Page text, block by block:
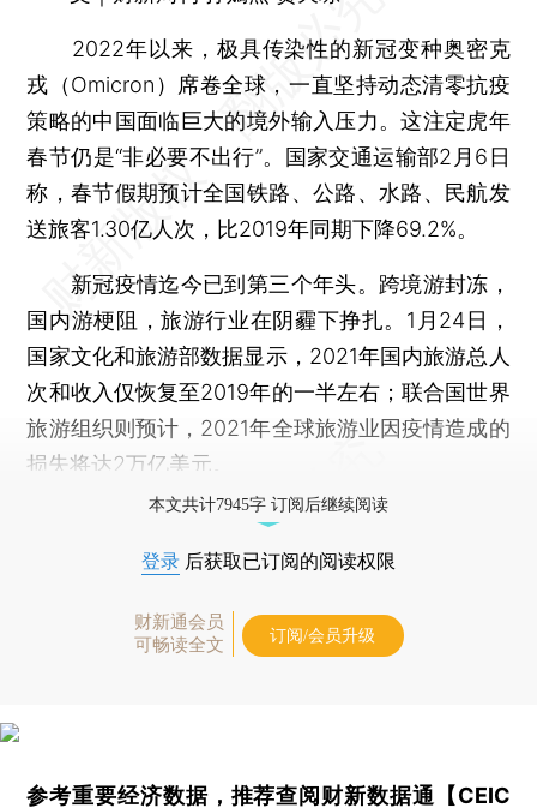
2022年以来，极具传染性的新冠变种奥密克
戎（Omicron）席卷全球，一直坚持动态清零抗疫
策略的中国面临巨大的境外输入压力。这注定虎年
春节仍是“非必要不出行”。国家交通运输部2月6日
称，春节假期预计全国铁路、公路、水路、民航发
送旅客1.30亿人次，比2019年同期下降69.2%。
新冠疫情迄今已到第三个年头。跨境游封冻，
国内游梗阻，旅游行业在阴霾下挣扎。1月24日，
国家文化和旅游部数据显示，2021年国内旅游总人
次和收入仅恢复至2019年的一半左右；联合国世界
旅游组织则预计，2021年全球旅游业因疫情造成的
损失将达2万亿美元。
本文共计7945字 订阅后继续阅读
登录 后获取已订阅的阅读权限
财新通会员
可畅读全文
订阅/会员升级
参考重要经济数据，推荐查阅 财新数据通【CEIC